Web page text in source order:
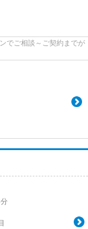
でご相談～ご契約までが